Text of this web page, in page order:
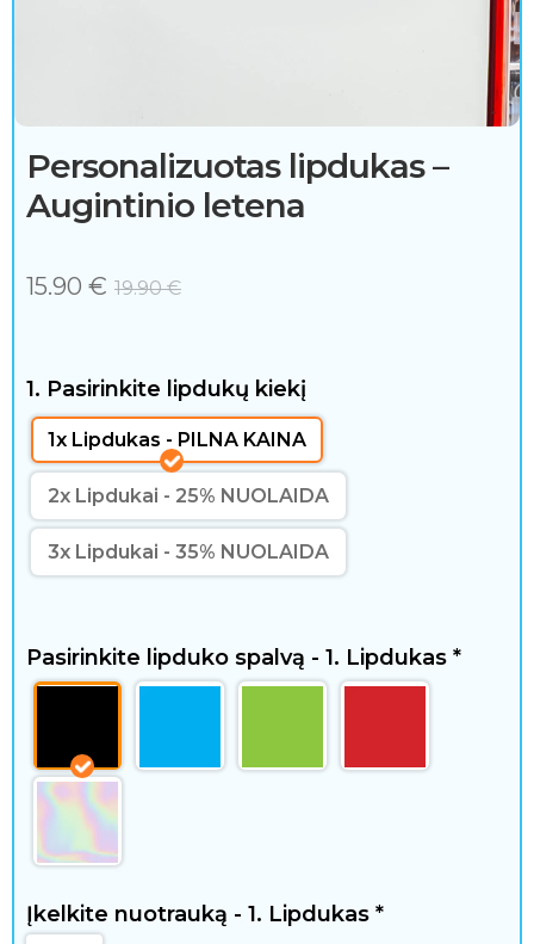
s
a
a
i
N
m
a
i
r
l
a
Personalizuotas lipdukas –
Augintinio letena
15.90 € 19.90€
1. Pasirinkite lipdukų kiekį
1x Lipdukas - PILNA KAINA
2x Lipdukai - 25% NUOLAIDA
3x Lipdukai - 35% NUOLAIDA
Pasirinkite lipduko spalvą - 1. Lipdukas *
Įkelkite nuotrauką - 1. Lipdukas *